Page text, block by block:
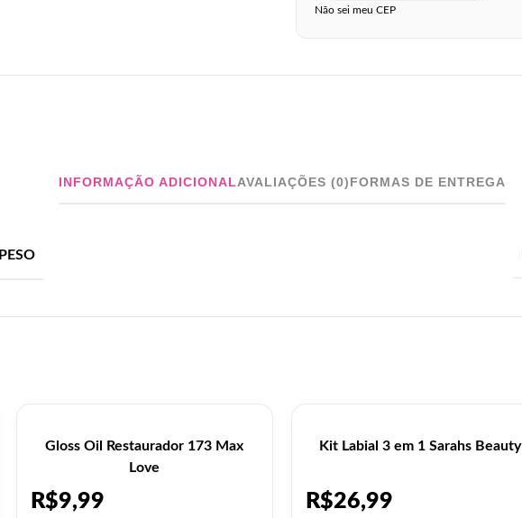
Não sei meu CEP
INFORMAÇÃO ADICIONALAVALIAÇÕES (0)FORMAS DE ENTREGA
PESO
Gloss Oil Restaurador 173 Max
Love
R$9,99
Kit Labial 3 em 1 Sarahs Beauty
R$26,99